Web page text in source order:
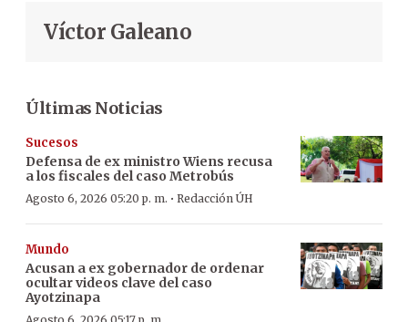
Víctor Galeano
Últimas Noticias
Sucesos
Defensa de ex ministro Wiens recusa
a los fiscales del caso Metrobús
Agosto 6, 2026 05:20 p. m. · Redacción ÚH
Mundo
Acusan a ex gobernador de ordenar
ocultar videos clave del caso
Ayotzinapa